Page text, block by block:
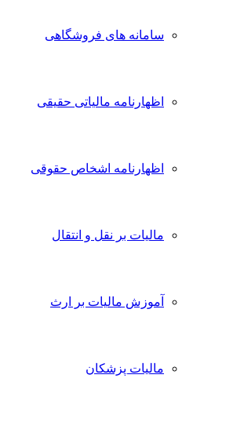
سامانه های فروشگاهی
اظهارنامه مالیاتی حقیقی
اظهارنامه اشخاص حقوقی
مالیات بر نقل و انتقال
آموزش مالیات بر ارث
مالیات پزشکان